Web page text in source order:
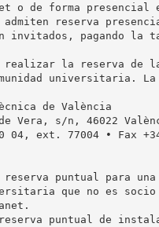
o de forma
reserva
invitados, pagando
realizar la reserva de
universitaria.
de València
Vera, s/n, 46022
reserva puntual para
que no es
puntual de